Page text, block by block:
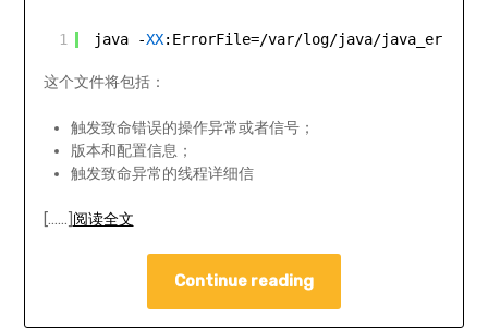
1 java -XX:ErrorFile=/var/log/java/
这个文件将包括：
触发致命错误的操作异常或者信号；
版本和配置信息；
触发致命异常的线程详细信
[……] 阅读全文
Continue reading